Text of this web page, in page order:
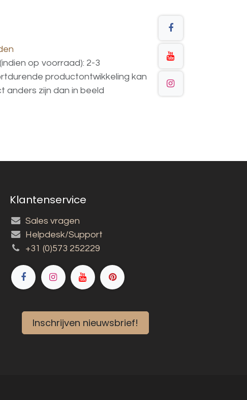
op voorraad): 2-3
productontwikkeling kan
anders zijn dan in beeld
Klantenservice
Sales vragen
Helpdesk/Support
+31 (0)573 252229
Inschrijven nieuwsbrief!